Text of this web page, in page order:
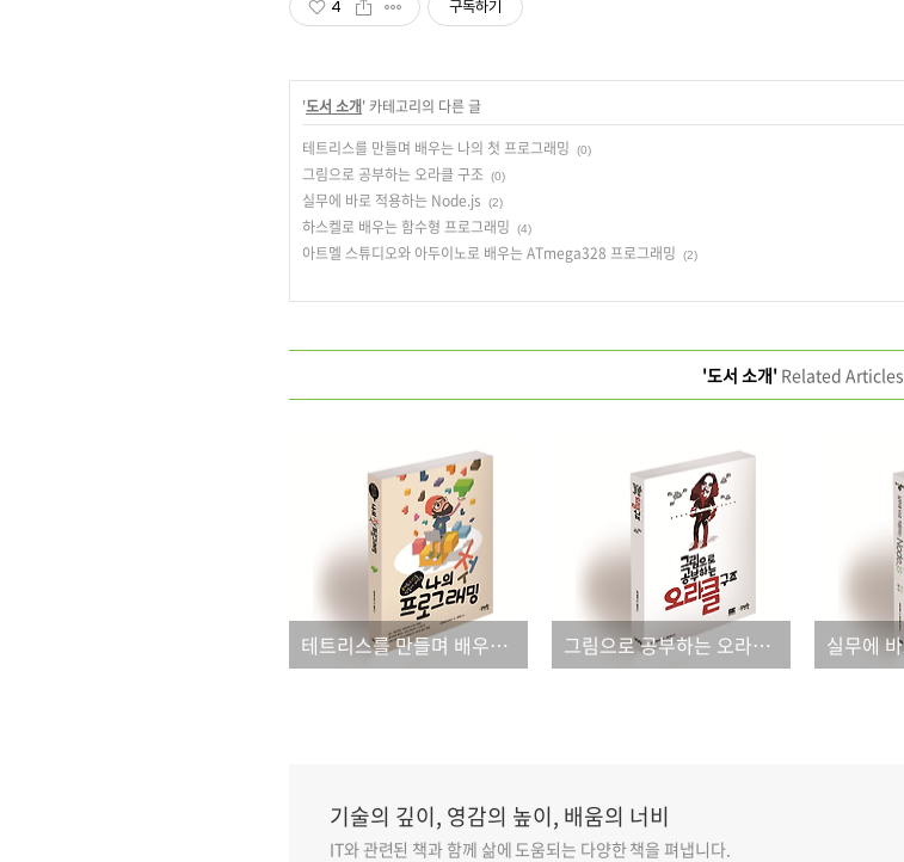
4 구독하기
'도서 소개' 카테고리의 다른 글
테트리스를 만들며 배우는 나의 첫 프로그래밍
(0)
그림으로 공부하는 오라클 구조 (0)
실무에 바로 적용하는 Node.js (2)
하스켈로 배우는 함수형 프로그래밍 (4)
아트멜 스튜디오와 아두이노로 배우는 ATmega328 프로그래밍 (2)
'도서 소개'Related Articles
테트리스를 만들며 배우는 나의 첫 프로그래밍 그림으로 공부하는 오라클 구조
기술의 깊이, 영감의 높이, 배움의 너비
IT와 관련된 책과 함께 삶에 도움되는 다양한 책을 펴냅니다.